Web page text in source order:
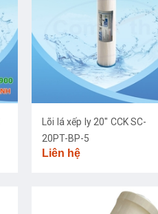
Lõi lá xếp ly 20" CCK SC-
20PT-BP-5
Liên hệ